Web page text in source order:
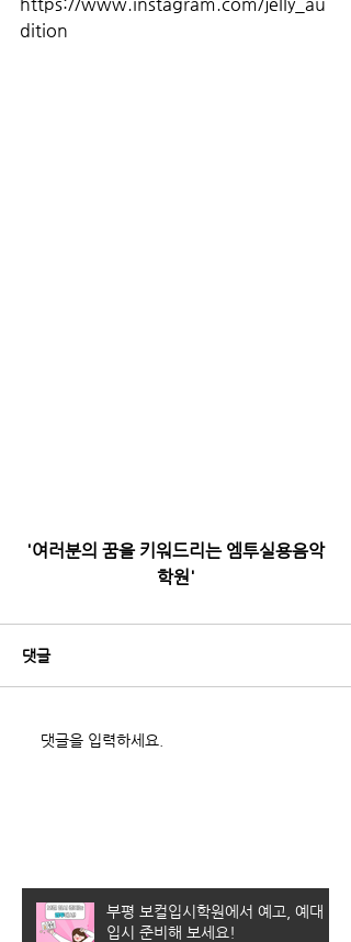
dition
'여러분의 꿈을 키워드리는 엠투실용음악
학원'
댓글
댓글을 입력하세요.
부평 보컬입시학원에서 예고, 예대
입시 준비해 보세요!